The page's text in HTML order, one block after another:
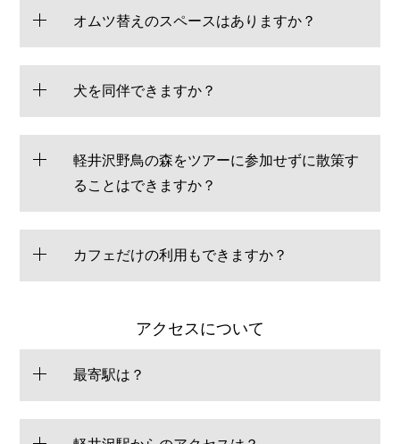
オムツ替えのスペースはありますか？
犬を同伴できますか？
軽井沢野鳥の森をツアーに参加せずに散策す
ることはできますか？
カフェだけの利用もできますか？
アクセスについて
最寄駅は？